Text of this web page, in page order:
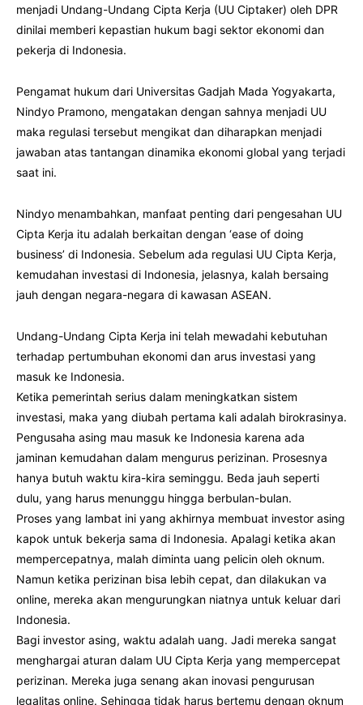
menjadi Undang-Undang Cipta Kerja (UU Ciptaker) oleh DPR
dinilai memberi kepastian hukum bagi sektor ekonomi dan
pekerja di Indonesia.
Pengamat hukum dari Universitas Gadjah Mada Yogyakarta,
Nindyo Pramono, mengatakan dengan sahnya menjadi UU
maka regulasi tersebut mengikat dan diharapkan menjadi
jawaban atas tantangan dinamika ekonomi global yang terjadi
saat ini.
Nindyo menambahkan, manfaat penting dari pengesahan UU
Cipta Kerja itu adalah berkaitan dengan ‘ease of doing
business’ di Indonesia. Sebelum ada regulasi UU Cipta Kerja,
kemudahan investasi di Indonesia, jelasnya, kalah bersaing
jauh dengan negara-negara di kawasan ASEAN.
Undang-Undang Cipta Kerja ini telah mewadahi kebutuhan
terhadap pertumbuhan ekonomi dan arus investasi yang
masuk ke Indonesia.
Ketika pemerintah serius dalam meningkatkan sistem
investasi, maka yang diubah pertama kali adalah birokrasinya.
Pengusaha asing mau masuk ke Indonesia karena ada
jaminan kemudahan dalam mengurus perizinan. Prosesnya
hanya butuh waktu kira-kira seminggu. Beda jauh seperti
dulu, yang harus menunggu hingga berbulan-bulan.
Proses yang lambat ini yang akhirnya membuat investor asing
kapok untuk bekerja sama di Indonesia. Apalagi ketika akan
mempercepatnya, malah diminta uang pelicin oleh oknum.
Namun ketika perizinan bisa lebih cepat, dan dilakukan va
online, mereka akan mengurungkan niatnya untuk keluar dari
Indonesia.
Bagi investor asing, waktu adalah uang. Jadi mereka sangat
menghargai aturan dalam UU Cipta Kerja yang mempercepat
perizinan. Mereka juga senang akan inovasi pengurusan
legalitas online. Sehingga tidak harus bertemu dengan oknum